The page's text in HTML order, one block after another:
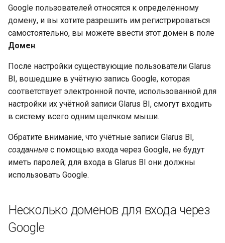
Google пользователей относятся к определённому
домену, и вы хотите разрешить им регистрироваться
самостоятельно, вы можете ввести этот домен в поле
Домен.
После настройки существующие пользователи Glarus
BI, вошедшие в учётную запись Google, которая
соответствует электронной почте, использованной для
настройки их учётной записи Glarus BI, смогут входить
в систему всего одним щелчком мыши.
Обратите внимание, что учётные записи Glarus BI,
созданные с помощью входа через Google, не будут
иметь паролей; для входа в Glarus BI они должны
использовать Google.
Несколько доменов для входа через
Google